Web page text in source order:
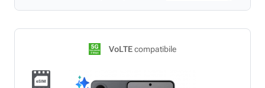
VoLTEcompatibile